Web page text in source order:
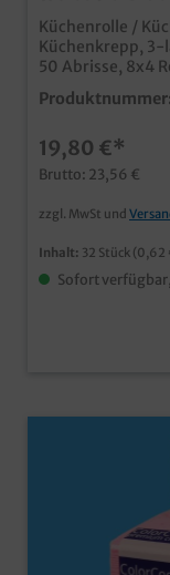
Küchenrolle /
Küchenkrepp, 3-
50 Abrisse, 8x4
für Haushalt
Produktnummer:
19,80 €*
Brutto: 23,56 €
zzgl. MwSt und
Inhalt: 32 Stück (0,62
Sofort